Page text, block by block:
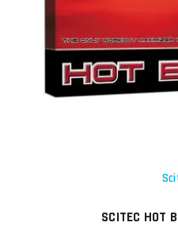
SCITEC HOT